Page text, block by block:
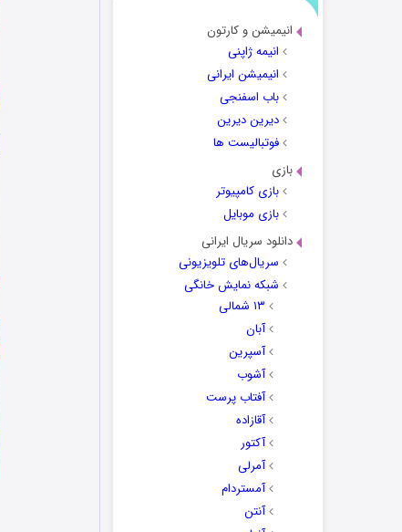
انیمیشن و کارتون
انیمه ژاپنی
انیمیشن ایرانی
باب اسفنجی
دیرین دیرین
فوتبالیست ها
بازی
بازی کامپیوتر
بازی موبایل
دانلود سریال ایرانی
سریال‌های تلویزیونی
شبکه نمایش خانگی
۱۳ شمالی
آبان
آسپرین
آشوب
آفتاب پرست
آقازاده
آکتور
آمرلی
آمستردام
آنتن